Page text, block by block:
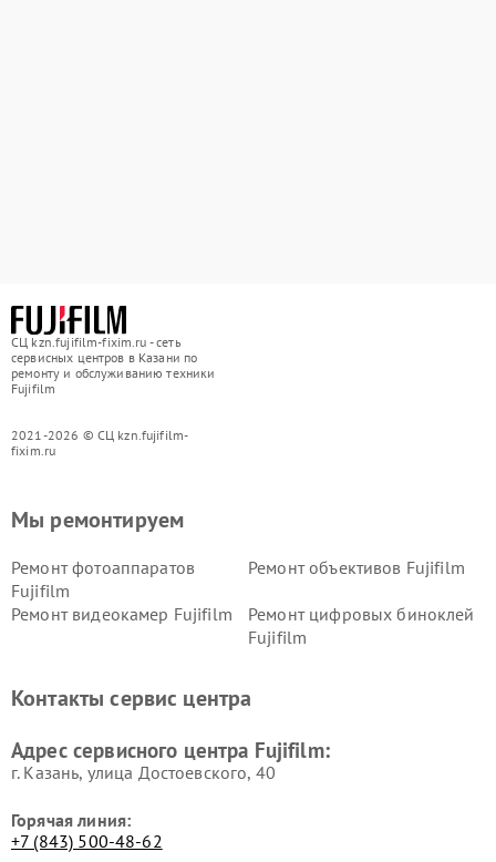
СЦ kzn.fujifilm-fixim.ru - сеть
сервисных центров в Казани по
ремонту и обслуживанию техники
Fujifilm
2021-2026 © СЦ kzn.fujifilm-
fixim.ru
Мы ремонтируем
Ремонт фотоаппаратов
Fujifilm
Ремонт объективов Fujifilm
Ремонт видеокамер Fujifilm
Ремонт цифровых биноклей
Fujifilm
Контакты сервис центра
Адрес сервисного центра Fujifilm:
г. Казань, улица Достоевского, 40
Горячая линия:
+7 (843) 500-48-62